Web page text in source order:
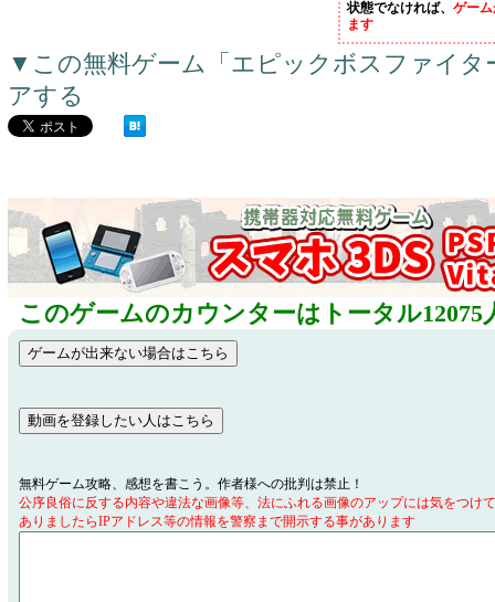
状態でなければ、 ゲー
ます
▼この無料ゲーム「エピックボスファイタ
アする
このゲームのカウンターはトータル12075
無料ゲーム攻略、感想を書こう。作者様への批判は禁止！
公序良俗に反する内容や違法な画像等、法にふれる画像のアップには気をつけ
ありましたらIPアドレス等の情報を警察まで開示する事があります